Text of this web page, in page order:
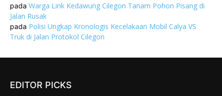
pada Warga Link Kedawung Cilegon Tanam Pohon Pisang di
Jalan Rusak
pada Polisi Ungkap Kronologis Kecelakaan Mobil Calya VS
Truk di Jalan Protokol Cilegon
EDITOR PICKS